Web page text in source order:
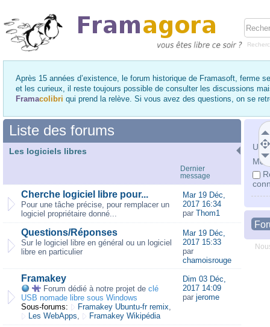
Après 15 années d’existence, le forum historique de Framasoft, ferme
et les curieux, il reste toujours possible de consulter les discussions
Framacolibri qui prend la relève. Si vous avez des questions, on se
Mot
Liste des forums
Les logiciels libres
Dernier
message
Cherche logiciel libre pour...
Pour une tâche précise, pour remplacer un
logiciel propriétaire donné...
Mar 19 Déc,
2017 16:34
par Thom1
Questions/Réponses
Sur le logiciel libre en général ou un logiciel
libre en particulier
Mar 19 Déc,
2017 15:33
par
chamoisrouge
Framakey
Forum dédié à notre projet de clé
USB nomade libre sous Windows
Sous-forums:
Framakey Ubuntu-fr remix,
Les WebApps, Framakey Wikipédia
Dim 03 Déc,
2017 14:09
par jerome